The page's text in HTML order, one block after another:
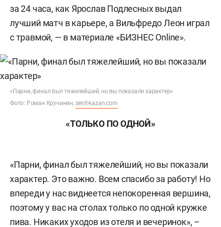
за 24 часа, как Ярослав Подлесных выдал
лучший матч в карьере, а Вильфредо Леон играл
с травмой, — в материале «БИЗНЕС Online».
«Парни, финал был тяжелейший, но вы показали характер»
Фото: Роман Кручинин, zenit-kazan.com
«ТОЛЬКО ПО ОДНОЙ»
«Парни, финал был тяжелейший, но вы показали
характер. Это важно. Всем спасибо за работу! Но
впереди у нас виднеется непокоренная вершина,
поэтому у вас на столах только по одной кружке
пива. Никаких уходов из отеля и вечеринок», –